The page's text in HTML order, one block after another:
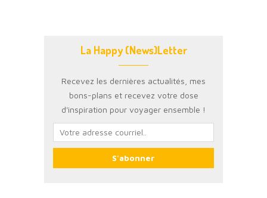
La Happy (News)Letter
Recevez les dernières actualités, mes
bons-plans et recevez votre dose
d'inspiration pour voyager ensemble !